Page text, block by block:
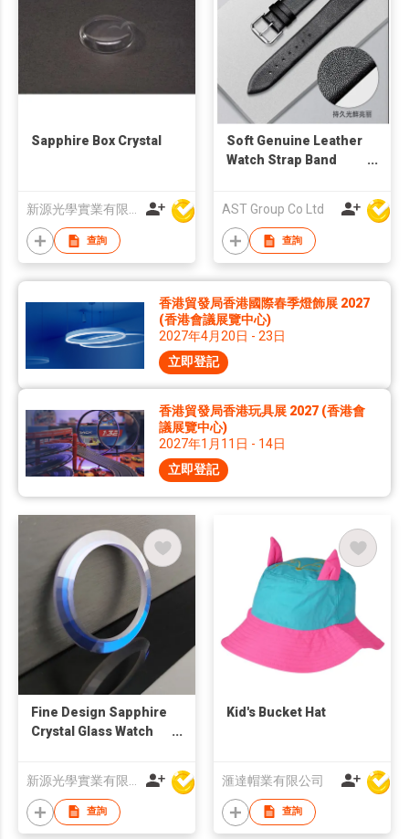
Sapphire Box Crystal
新源光學實業有限公司
查詢
Soft Genuine Leather
Watch Strap Band
(Silver Colour) Buckle
AST Group Co Ltd
查詢
香港貿發局香港國際春季燈飾展 2027
(香港會議展覽中心)
2027年4月20日 - 23日
立即登記
香港貿發局香港玩具展 2027 (香港會
議展覽中心)
2027年1月11日 - 14日
立即登記
Fine Design Sapphire
Crystal Glass Watch
查詢
Kid's Bucket Hat
滙達帽業有限公司
查詢